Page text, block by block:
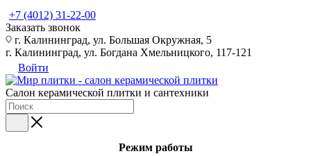
+7 (4012) 31-22-00
Заказать звонок
г. Калининград, ул. Большая Окружная, 5
г. Калининград, ул. Богдана Хмельницкого, 117-121
Войти
Салон керамической плитки и сантехники
Режим работы